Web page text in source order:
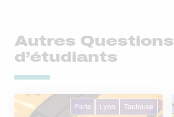
Autres Questions
d’étudiants
Paris Lyon Toulouse